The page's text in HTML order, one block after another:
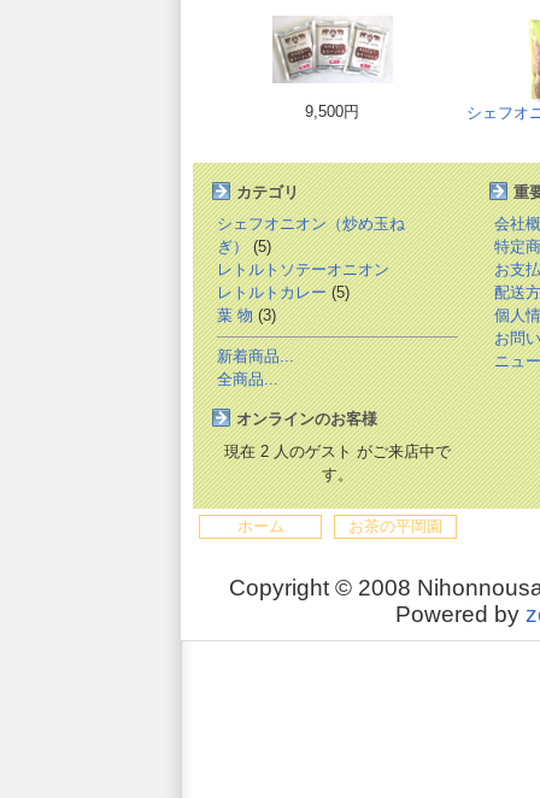
9,500円 シェフオ
カテゴリ
シェフオニオン（炒め玉ね
ぎ）
(5)
レトルトソテーオニオン
レトルトカレー (5)
葉 物 (3)
新着商品...
全商品...
オンラインのお客様
現在 2 人のゲスト がご来店中で
す。
重
会社
特定
お支
配送
個人
お問
ニュ
ホーム お茶の平岡園
Copyright © 2008
Powered by